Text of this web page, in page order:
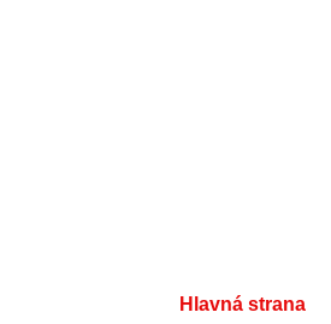
Hlavná strana